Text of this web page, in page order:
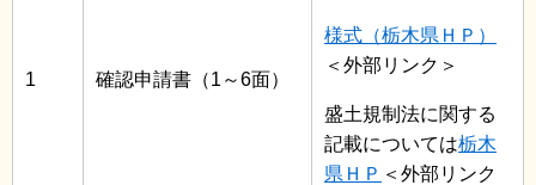
1 確認申請書（1～6面）
様式（栃木県ＨＰ）
＜外部リンク＞
盛土規制法に関する
記載については栃木
県ＨＰ ＜外部リンク